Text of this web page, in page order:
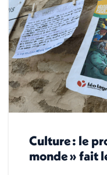
Culture : le
monde » fait